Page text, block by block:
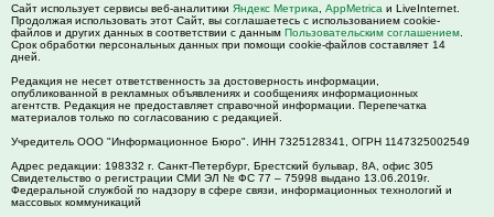
Сайт использует сервисы веб-аналитики Яндекс Метрика AppMetrica и LiveInternet.
Продолжая использовать этот Сайт, вы соглашаетесь с использованием cookie-
файлов и других данных в соответствии с данным Пользовательским соглашением
Срок обработки персональных данных при помощи cookie-файлов составляет 14
дней.
Редакция не несет ответственность за достоверность информации,
опубликованной в рекламных объявлениях и сообщениях информационных
агентств. Редакция не предоставляет справочной информации. Перепечатка
материалов только по согласованию с редакцией.
Учредитель ООО "Информационное Бюро". ИНН 7325128341, ОГРН 1147325002549
Адрес редакции: 198332 г. Санкт-Петербург, Брестский бульвар, 8А, офис 305
Свидетельство о регистрации СМИ ЭЛ № ФС 77 – 75998 выдано 13.06.2019г.
Федеральной службой по надзору в сфере связи, информационных технологий и
массовых коммуникаций